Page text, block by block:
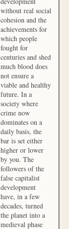
without real social
cohesion and the
achievements for
which people
fought for
centuries and shed
much blood does
not ensure a
viable and healthy
future. In a
society where
crime now
dominates on a
daily basis, the
bar is set either
higher or lower
by you. The
followers of the
false capitalist
development
have, in a few
decades, turned
the planet into a
medieval phase